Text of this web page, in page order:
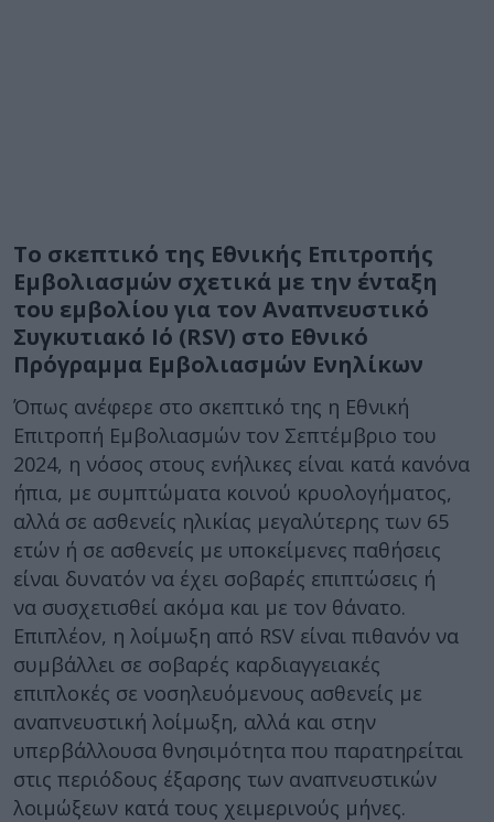
Το σκεπτικό της Εθνικής Επιτροπής
Εμβολιασμών σχετικά με την ένταξη
του εμβολίου για τον Αναπνευστικό
Συγκυτιακό Ιό (RSV) στο Εθνικό
Πρόγραμμα Εμβολιασμών Ενηλίκων
Όπως ανέφερε στο σκεπτικό της η Εθνική
Επιτροπή Εμβολιασμών τον Σεπτέμβριο του
2024, η νόσος στους ενήλικες είναι κατά κανόνα
ήπια, με συμπτώματα κοινού κρυολογήματος,
αλλά σε ασθενείς ηλικίας μεγαλύτερης των 65
ετών ή σε ασθενείς με υποκείμενες παθήσεις
είναι δυνατόν να έχει σοβαρές επιπτώσεις ή
να συσχετισθεί ακόμα και με τον θάνατο.
Επιπλέον, η λοίμωξη από RSV είναι πιθανόν να
συμβάλλει σε σοβαρές καρδιαγγειακές
επιπλοκές σε νοσηλευόμενους ασθενείς με
αναπνευστική λοίμωξη, αλλά και στην
υπερβάλλουσα θνησιμότητα που παρατηρείται
στις περιόδους έξαρσης των αναπνευστικών
λοιμώξεων κατά τους χειμερινούς μήνες.